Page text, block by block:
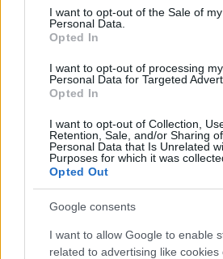
consent section.
I want to opt-out of the Sale of my
Personal Data.
Opted In
I want to opt-out of processing my
Personal Data for Targeted
Opted In
I want to opt-out of Collection,
Retention, Sale, and/or Sharing
Personal Data that Is Unrelated
Purposes for which it was
Opted Out
Google consents
I want to allow Google to enable
related to advertising like cookies
2009-ben. Engedtem a
áron meg is rendeltem.
Most már elárulhatjuk, hogy
Seth Grahame-Smith, aki az
vámpírvadász
jegyzi, de emellett producerkedik
dobta meg azzal az ötlettel,
klasszikus regényt. És bár a
reményeket a kötethez, az
fogyott és a New York Times
harmadik helyére ugrott fel.
példányt adtak el belőle és húsz
lefordították. Ami engem illet,